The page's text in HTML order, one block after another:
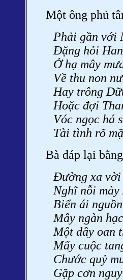
Một ông phủ
Phải gần với
Đặng hỏi
Ở hạ mây
Về thu non
Hay trông
Hoặc đợi
Vóc ngọc há
Tài tình rõ
Bà đáp lại
Đường xa
Nghĩ nỗi
Biển ái
Mây ngàn
Một dây oan
Mấy cuộc
Chước quỷ
Gặp cơn